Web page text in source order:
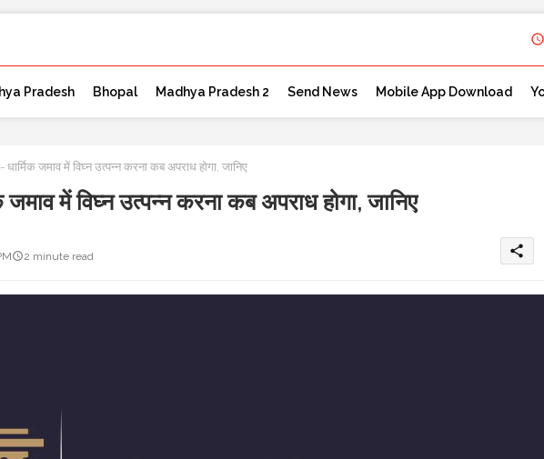
Pradesh Bhopal Madhya Pradesh 2 Send News Mobile App Download
जमाव में विघ्न उत्पन्न करना कब अपराध होगा, जानिए
में विघ्न उत्पन्न करना कब अपराध होगा, जानिए
2 minute read share